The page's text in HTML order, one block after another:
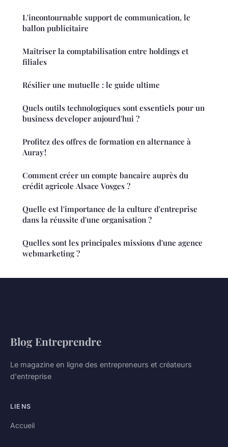
L'incontournable support de communication, le
ballon publicitaire
Maîtriser la comptabilisation entre holdings et
filiales
Résilier une mutuelle : le guide ultime
Quels outils technologiques sont essentiels pour un
business developer aujourd'hui ?
Profitez des offres de formation en alternance à
Auray !
Comment créer un compte bancaire auprès du
crédit agricole Alsace Vosges ?
Quelle est l'importance de la culture d'entreprise
dans la réussite d'une organisation ?
Quelles sont les principales missions d'une agence
webmarketing ?
Blog Entreprendre
Le magazine en ligne des entrepreneurs et créateurs
d'entreprise
LIENS
Accueil